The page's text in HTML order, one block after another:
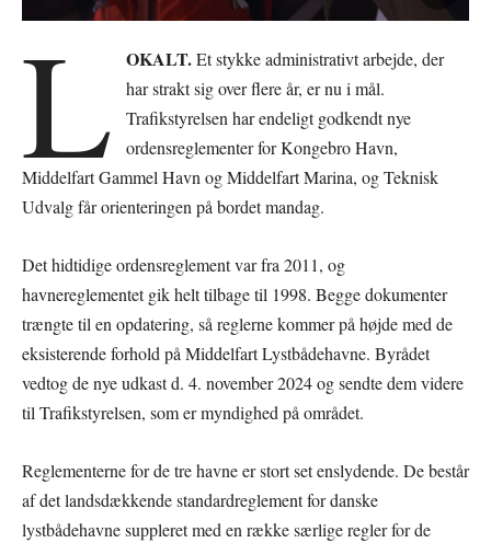
L OKALT.Et stykke administrativt arbejde, der
har strakt sig over flere år, er nu i mål.
Trafikstyrelsen har endeligt godkendt nye
ordensreglementer for Kongebro Havn,
Middelfart Gammel Havn og Middelfart Marina, og Teknisk
Udvalg får orienteringen på bordet mandag.
Det hidtidige ordensreglement var fra 2011, og
havnereglementet gik helt tilbage til 1998. Begge dokumenter
trængte til en opdatering, så reglerne kommer på højde med de
eksisterende forhold på Middelfart Lystbådehavne. Byrådet
vedtog de nye udkast d. 4. november 2024 og sendte dem videre
til Trafikstyrelsen, som er myndighed på området.
Reglementerne for de tre havne er stort set enslydende. De består
af det landsdækkende standardreglement for danske
lystbådehavne suppleret med en række særlige regler for de